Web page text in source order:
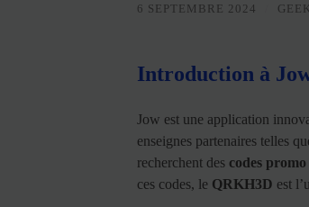
6 SEPTEMBRE 2024
Introduction à
Jow est une application
enseignes partenaires telles
recherchent des codes
ces codes, le QRKH3D est